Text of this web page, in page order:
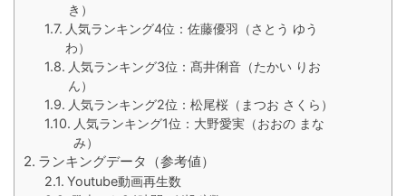
き）
人気ランキング4位：佐藤優羽（さとう ゆう
わ）
人気ランキング3位：髙井俐音（たかい りお
ん）
人気ランキング2位：松尾桜（まつお さくら）
人気ランキング1位：大野愛実（おおの まな
み）
ランキングデータ（参考値）
Youtube動画再生数